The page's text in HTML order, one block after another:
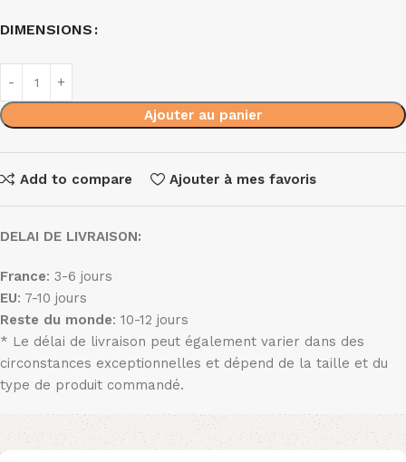
DIMENSIONS
Ajouter au panier
Add to compare Ajouter à mes favoris
DELAI DE LIVRAISON:
France: 3-6 jours
EU: 7-10 jours
Reste du monde: 10-12 jours
* Le délai de livraison peut également varier dans des
circonstances exceptionnelles et dépend de la taille et du
type de produit commandé.